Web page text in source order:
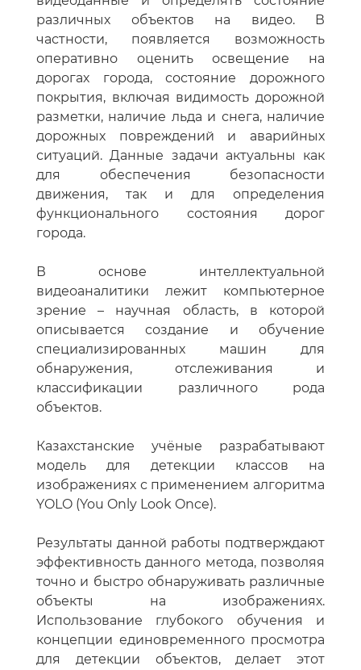
различных объектов на видео. В
частности, появляется возможность
оперативно оценить освещение на
дорогах города, состояние дорожного
покрытия, включая видимость дорожной
разметки, наличие льда и снега, наличие
дорожных повреждений и аварийных
ситуаций. Данные задачи актуальны как
для обеспечения безопасности
движения, так и для определения
функционального состояния дорог
города.
В основе интеллектуальной
видеоаналитики лежит компьютерное
зрение – научная область, в которой
описывается создание и обучение
специализированных машин для
обнаружения, отслеживания и
классификации различного рода
объектов.
Казахстанские учёные разрабатывают
модель для детекции классов на
изображениях с применением алгоритма
YOLO (You Only Look Once).
Результаты данной работы подтверждают
эффективность данного метода, позволяя
точно и быстро обнаруживать различные
объекты на изображениях.
Использование глубокого обучения и
концепции единовременного просмотра
для детекции объектов, делает этот